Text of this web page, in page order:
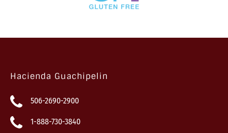
Hacienda Guachipelin
506-2690-2900
1-888-730-3840